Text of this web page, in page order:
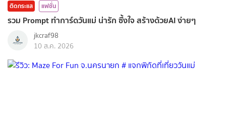
ติดกระแส แฟชั่น
รวม Prompt ทำการ์ดวันแม่ น่ารัก ซึ้งใจ สร้างด้วยAI ง่ายๆ
jkcraf98
10 ส.ค. 2026